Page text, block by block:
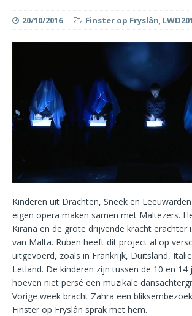
20/10/2016 Finster op Fryslân,
Kinderen uit Drachten, Sneek en
eigen opera maken samen met Maltezers.
Kirana en de grote drijvende kracht erachter
van Malta. Ruben heeft dit project al op
uitgevoerd, zoals in Frankrijk, Duitsland,
Letland. De kinderen zijn tussen de 10 en 14
hoeven niet persé een muzikale
Vorige week bracht Zahra een
Finster op Fryslân sprak met hem.